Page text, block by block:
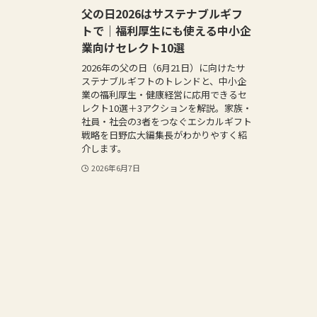
父の日2026はサステナブルギフ
トで｜福利厚生にも使える中小企
業向けセレクト10選
2026年の父の日（6月21日）に向けたサ
ステナブルギフトのトレンドと、中小企
業の福利厚生・健康経営に応用できるセ
レクト10選＋3アクションを解説。家族・
社員・社会の3者をつなぐエシカルギフト
戦略を日野広大編集長がわかりやすく紹
介します。
2026年6月7日